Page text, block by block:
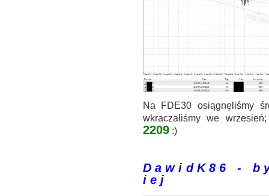
Na FDE30 osiągnęliśmy
wkraczaliśmy we
2209:)
D a w i d K 8 6 - b
i e j